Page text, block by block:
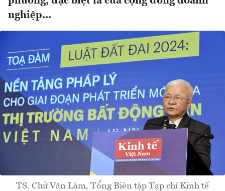
nghiệp...
TS. Chử Văn Lâm, Tổng Biên tập Tạp chí Kinh tế